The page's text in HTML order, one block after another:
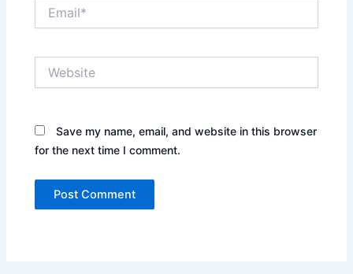
Save my name, email, and website in this browser
for the next time I comment.